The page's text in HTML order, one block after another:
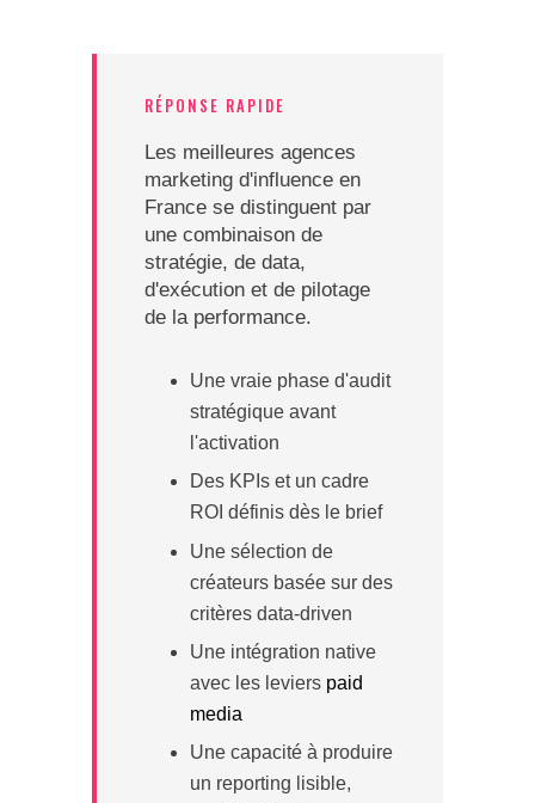
RÉPONSE RAPIDE
Les meilleures agences
marketing d'influence en
France se distinguent par
une combinaison de
stratégie, de data,
d'exécution et de pilotage
de la performance.
Une vraie phase d'audit
stratégique avant
l'activation
Des KPIs et un cadre
ROI définis dès le brief
Une sélection de
créateurs basée sur des
critères data-driven
Une intégration native
avec les leviers paid
media
Une capacité à produire
un reporting lisible,